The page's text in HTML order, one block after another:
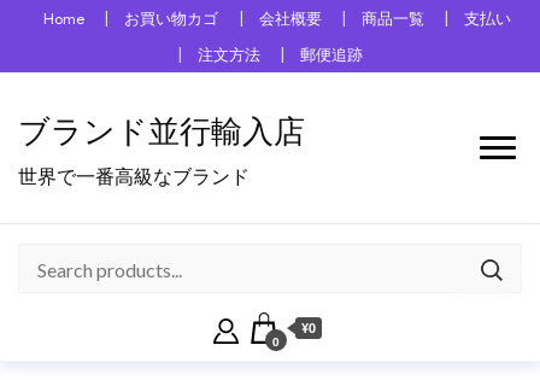
Home お買い物カゴ 会社概要 商品一覧
支払い
注文方法
郵便追跡
ブランド並行輸入店
世界で一番高級なブランド
0
¥0